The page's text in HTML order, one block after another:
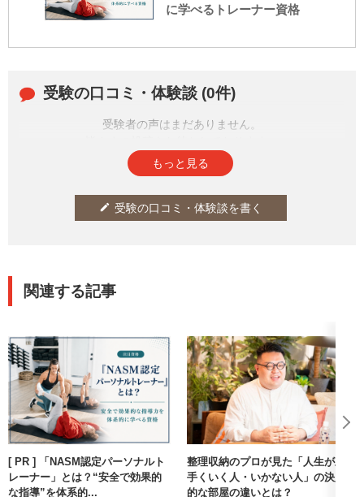
に学べるトレーナー資格
受験の口コミ・体験談 (0件)
受験者の声はまだありません。
もっと見る
edit 受験の口コミ・体験談を書く
関連する記事
[ PR ] 「NASM認定パーソナルト
レーナー」とは？“安全で効果的
な指導”を体系的...
整理収納のプロが見た「人生が上
手くいく人・いかない人」の決定
的な部屋の違いとは？